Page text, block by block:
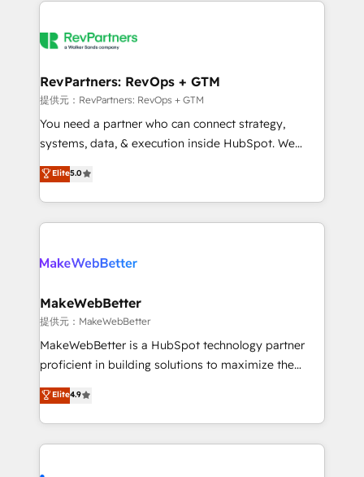
winning design to build scalable, globally
marketing campaigns, & RevOps frameworks that
fuel long-term success We connect the entire
customer lifecycle through seamless integrations,
ensure long-term adoption with change-
and service to drive sustainable growth With 6 key
HubSpot accreditations and experience across
RevPartners: RevOps + GTM
提供元：RevPartners: RevOps + GTM
You need a partner who can connect strategy,
systems, data, & execution inside HubSpot. We
bridge the gap where most agencies fall short by
combining GTM strategy with technical execution to
solve the right problem with the right solution. As the
only firm in the world to hold Elite Partner
clients gain a unique advantage in CRM architecture,
market execution. Why B2B Businesses Choose RP: -
Secure: Soc2 compliant 🛡️ - Pricing: Implementations
starting at $1,5k 💵 - Speed: Launch in 14 days ⚡ -
Global: 75+ RPers across five continents 🌐 - Scale:
HubSpot Partner 🪴 - Sales Hub: More
implementations than any other Partner 💻 -
Elite5.0
MakeWebBetter
提供元：MakeWebBetter
MakeWebBetter is a HubSpot technology partner
proficient in building solutions to maximize the
operational efficiency of HubSpot. The fastest-
growing tech-enabler & facilitator, MakeWebBetter,
hands you the blend of HubSpot expertise &
eminent solutions & integrations. Trust us to
Elite4.9